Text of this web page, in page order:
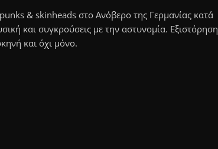
& skinheads στο Ανόβερο της Γερμανίας κατά
και συγκρούσεις με την αστυνομία. Εξιστόρηση
και όχι μόνο.